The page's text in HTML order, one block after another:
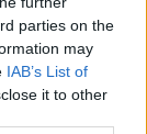
parties on the
may
IAB’s List of
it to other
tornano